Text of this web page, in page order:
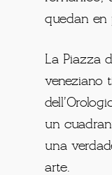
quedan en
La Piazza
veneziano
un
una
arte.